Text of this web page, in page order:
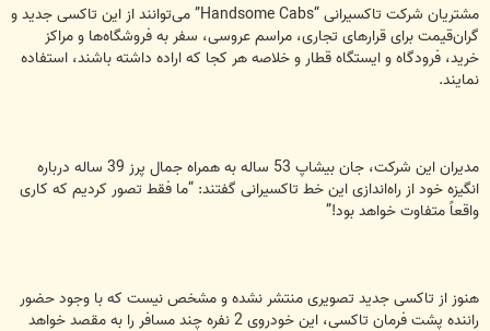
مشتریان شرکت تاکسیرانی “Handsome Cabs” می‌توانند از این تاکسی جدید و
گران‌قیمت برای قرار‌های تجاری، مراسم عروسی، سفر به فروشگاه‌ها و مراکز
خرید، فرودگاه و ایستگاه قطار و خلاصه هر کجا که اراده داشته باشند، استفاده
نمایند.
مدیران این شرکت، جان بیشاپ 53 ساله به همراه جمال پرز 39 ساله درباره
انگیزه خود از راه‌اندازی این خط تاکسیرانی گفتند: “‌ما فقط تصور کردیم که کاری
واقعاً متفاوت خواهد بود!”
هنوز از تاکسی جدید تصویری منتشر نشده و مشخص نیست که با وجود حضور
راننده پشت فرمان تاکسی، این خودروی 2 نفره چند مسافر را به مقصد خواهد